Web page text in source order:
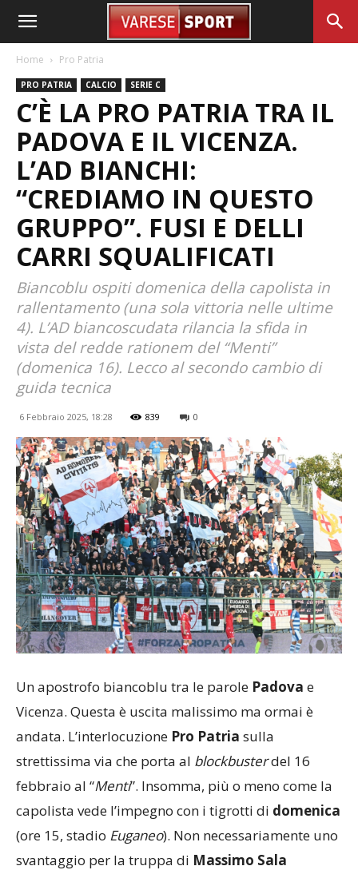
Home Pro Patria
PRO PATRIA CALCIO SERIE C
C’È LA PRO PATRIA TRA IL
PADOVA E IL VICENZA.
L’AD BIANCHI:
“CREDIAMO IN QUESTO
GRUPPO”. FUSI E DELLI
CARRI SQUALIFICATI
Biancoblu ospiti domenica della capolista in
rallentamento (una sola vittoria nelle ultime
4). L’AD biancoscudata rilancia la sfida in
vista del redde rationem del “Menti”
(domenica 16). Lecco al secondo cambio di
guida tecnica
6 Febbraio 2025, 18:28 839 0
Un apostrofo biancoblu tra le parole Padova e
Vicenza. Questa è uscita malissimo ma ormai è
andata. L’interlocuzione Pro Patria sulla
strettissima via che porta al blockbusterdel 16
febbraio al “Menti”. Insomma, più o meno come la
capolista vede l’impegno con i tigrotti di domenica
(ore 15, stadio Euganeo). Non necessariamente uno
svantaggio per la truppa di Massimo Sala